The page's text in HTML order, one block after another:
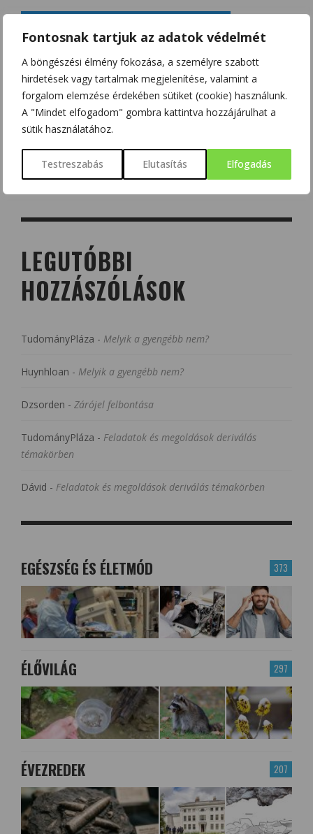
Fontosnak tartjuk az adatok védelmét
A böngészési élmény fokozása, a személyre szabott
hirdetések vagy tartalmak megjelenítése, valamint a
forgalom elemzése érdekében sütiket (cookie) használunk.
A "Mindet elfogadom" gombra kattintva hozzájárulhat a
sütik használatához.
Testreszabás Elutasítás Elfogadás
LEGUTÓBBI
HOZZÁSZÓLÁSOK
TudományPláza - Melyik a gyengébb nem?
Huynhloan - Melyik a gyengébb nem?
Dzsorden - Zárójel felbontása
TudományPláza - Feladatok és megoldások deriválás
témakörben
Dávid - Feladatok és megoldások deriválás témakörben
373
EGÉSZSÉG ÉS ÉLETMÓD
297
ÉLŐVILÁG
207
ÉVEZREDEK